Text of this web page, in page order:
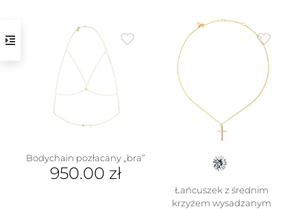
ma
wiele
wariantów.
Opcje
można
stronie
Bodychain pozłacany „bra”
950.00 zł
Łańcuszek z średnim
krzyżem wysadzanym